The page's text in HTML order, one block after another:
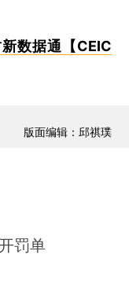
数据通【CEIC
版面编辑：邱祺璞
罚单